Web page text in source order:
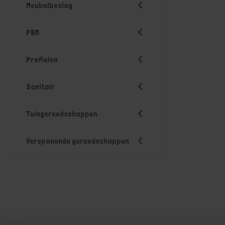
Meubelbeslag
PBM
Profielen
Sanitair
Tuingereedschappen
Verspanende gereedschappen